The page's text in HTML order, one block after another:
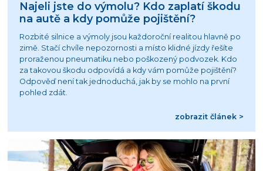
Najeli jste do výmolu? Kdo zaplatí škodu
na autě a kdy pomůže pojištění?
Rozbité silnice a výmoly jsou každoroční realitou hlavně po
zimě. Stačí chvíle nepozornosti a místo klidné jízdy řešíte
proraženou pneumatiku nebo poškozený podvozek. Kdo
za takovou škodu odpovídá a kdy vám pomůže pojištění?
Odpověď není tak jednoduchá, jak by se mohlo na první
pohled zdát.
zobrazit článek >